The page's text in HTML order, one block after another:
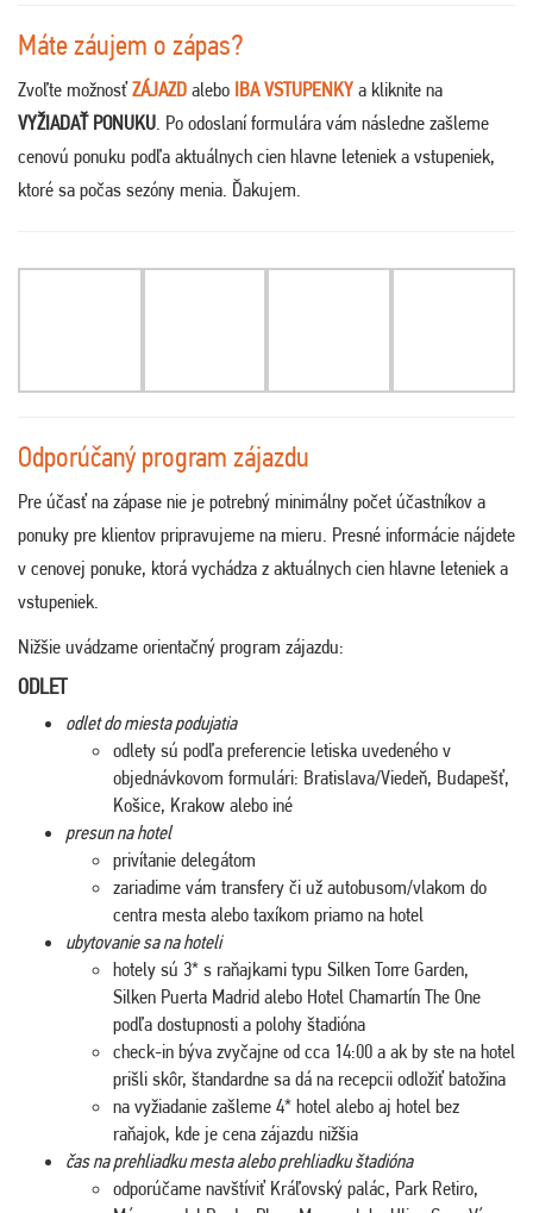
Máte záujem o zápas?
Zvoľte možnosťZÁJAZD alebo IBA VSTUPENKY a kliknite na
VYŽIADAŤ PONUKU. Po odoslaní formulára vám následne zašleme
cenovú ponuku podľa aktuálnych cien hlavne leteniek a vstupeniek,
ktoré sa počas sezóny menia. Ďakujem.
Odporúčaný program zájazdu
Pre účasť na zápase nie je potrebný minimálny počet účastníkov a
ponuky pre klientov pripravujeme na mieru. Presné informácie nájdete
v cenovej ponuke, ktorá vychádza z aktuálnych cien hlavne leteniek a
vstupeniek.
Nižšie uvádzame orientačný program zájazdu:
ODLET
odlet do miesta podujatia
odlety sú podľa preferencie letiska uvedeného v
objednávkovom formulári: Bratislava/Viedeň, Budapešť,
Košice, Krakow alebo iné
presun na hotel
privítanie delegátom
zariadime vám transfery či už autobusom/vlakom do
centra mesta alebo taxíkom priamo na hotel
ubytovanie sa na hoteli
hotely sú 3* s raňajkami typu Silken Torre Garden,
Silken Puerta Madrid alebo Hotel Chamartín The One
podľa dostupnosti a polohy štadióna
check-in býva zvyčajne od cca 14:00 a ak by ste na hotel
prišli skôr, štandardne sa dá na recepcii odložiť batožina
na vyžiadanie zašleme 4* hotel alebo aj hotel bez
raňajok, kde je cena zájazdu nižšia
čas na prehliadku mesta alebo prehliadku štadióna
odporúčame navštíviť Kráľovský palác, Park Retiro,